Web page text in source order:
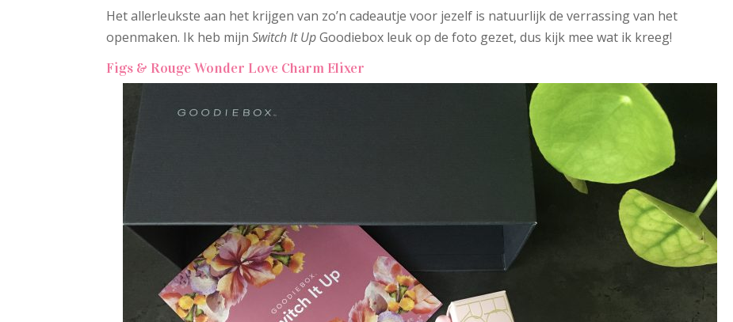
Het allerleukste aan het krijgen van zo’n cadeautje voor jezelf is natuurlijk de verrassing van het
openmaken. Ik heb mijnSwitch It UpGoodiebox leuk op de foto gezet, dus kijk mee wat ik kreeg!
Figs & Rouge Wonder Love Charm Elixer